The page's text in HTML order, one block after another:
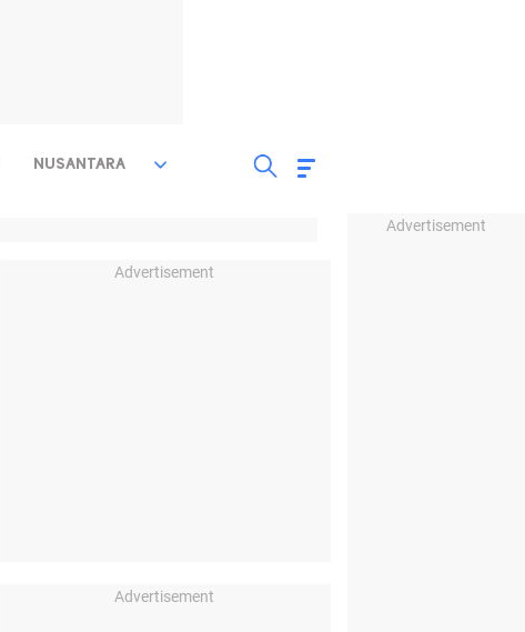
Advertisement
NUSANTARA
Advertisement
Advertisement